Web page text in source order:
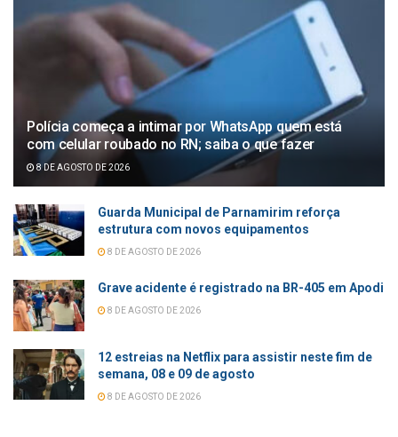
Polícia começa a intimar por WhatsApp quem está
com celular roubado no RN; saiba o que fazer
8 DE AGOSTO DE 2026
Guarda Municipal de Parnamirim reforça
estrutura com novos equipamentos
8 DE AGOSTO DE 2026
Grave acidente é registrado na BR-405 em Apodi
8 DE AGOSTO DE 2026
12 estreias na Netflix para assistir neste fim de
semana, 08 e 09 de agosto
8 DE AGOSTO DE 2026